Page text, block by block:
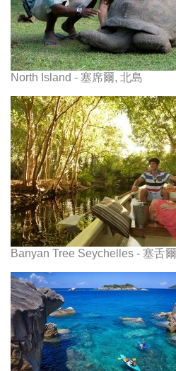
North Island - 塞席爾, 北島
Banyan Tree Seychelles - 塞舌